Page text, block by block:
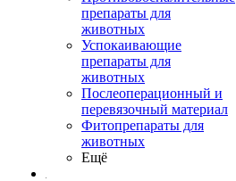
препараты для
животных
Успокаивающие
препараты для
животных
Послеоперационный и
перевязочный материал
Фитопрепараты для
животных
Ещё